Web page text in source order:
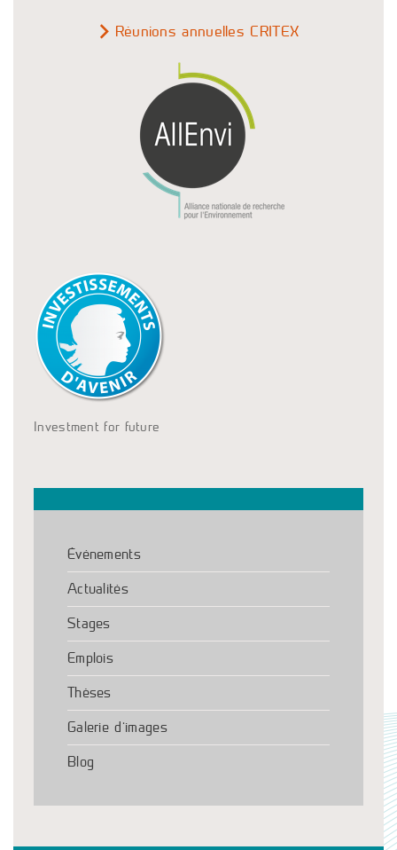
Réunions annuelles CRITEX
Investment for future
Événements
Actualités
Stages
Emplois
Thèses
Galerie d’images
Blog